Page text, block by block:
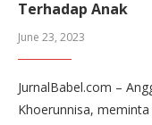
Terhadap Anak
June 23, 2023
JurnalBabel.com –
Khoerunnisa,